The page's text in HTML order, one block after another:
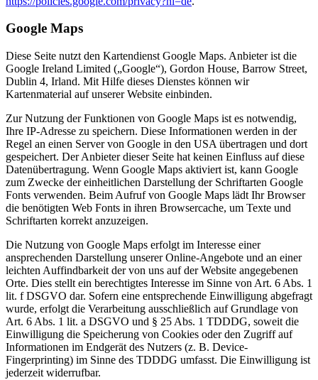
Google Maps
Diese Seite nutzt den Kartendienst Google Maps. Anbieter ist die
Google Ireland Limited („Google“), Gordon House, Barrow Street,
Dublin 4, Irland. Mit Hilfe dieses Dienstes können wir
Kartenmaterial auf unserer Website einbinden.
Zur Nutzung der Funktionen von Google Maps ist es notwendig,
Ihre IP-Adresse zu speichern. Diese Informationen werden in der
Regel an einen Server von Google in den USA übertragen und dort
gespeichert. Der Anbieter dieser Seite hat keinen Einfluss auf diese
Datenübertragung. Wenn Google Maps aktiviert ist, kann Google
zum Zwecke der einheitlichen Darstellung der Schriftarten Google
Fonts verwenden. Beim Aufruf von Google Maps lädt Ihr Browser
die benötigten Web Fonts in ihren Browsercache, um Texte und
Schriftarten korrekt anzuzeigen.
Die Nutzung von Google Maps erfolgt im Interesse einer
ansprechenden Darstellung unserer Online-Angebote und an einer
leichten Auffindbarkeit der von uns auf der Website angegebenen
Orte. Dies stellt ein berechtigtes Interesse im Sinne von Art. 6 Abs. 1
lit. f DSGVO dar. Sofern eine entsprechende Einwilligung abgefragt
wurde, erfolgt die Verarbeitung ausschließlich auf Grundlage von
Art. 6 Abs. 1 lit. a DSGVO und § 25 Abs. 1 TDDDG, soweit die
Einwilligung die Speicherung von Cookies oder den Zugriff auf
Informationen im Endgerät des Nutzers (z. B. Device-
Fingerprinting) im Sinne des TDDDG umfasst. Die Einwilligung ist
jederzeit widerrufbar.